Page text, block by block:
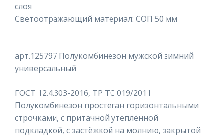
слоя
Светоотражающий материал: СОП 50 мм
арт.125797 Полукомбинезон мужской зимний
универсальный
ГОСТ 12.4.303-2016, ТР ТС 019/2011
Полукомбинезон простеган горизонтальными
строчками, с притачной утеплённой
подкладкой, с застёжкой на молнию, закрытой